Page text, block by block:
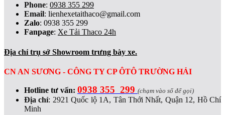
Phone: 0938 355 299
Email: lienhexetaithaco@gmail.com
Zalo: 0938 355 299
Fanpage: Xe Tải Thaco 24h
Địa chỉ trụ sở Showroom trưng bày xe.
CN AN SƯƠNG - CÔNG TY CP ÔTÔ TRƯỜNG HẢI
Hotline tư vấn: 0938 355 299 (chạm vào số để gọi)
Địa chỉ: 2921 Quốc lộ 1A, Tân Thới Nhất, Quận 12, Hồ Chí
Minh